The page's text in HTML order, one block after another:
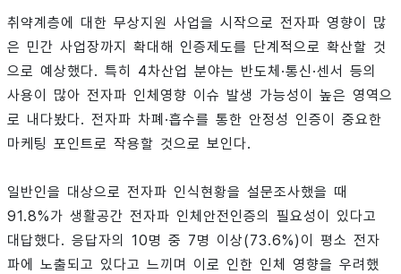
취약계층에 대한 무상지원 사업을 시작으로 전자파 영향이 많
은 민간 사업장까지 확대해 인증제도를 단계적으로 확산할 것
으로 예상했다. 특히 4차산업 분야는 반도체·통신·센서 등의
사용이 많아 전자파 인체영향 이슈 발생 가능성이 높은 영역으
로 내다봤다. 전자파 차폐·흡수를 통한 안정성 인증이 중요한
마케팅 포인트로 작용할 것으로 보인다.
일반인을 대상으로 전자파 인식현황을 설문조사했을 때
91.8%가 생활공간 전자파 인체안전인증의 필요성이 있다고
대답했다. 응답자의 10명 중 7명 이상(73.6%)이 평소 전자
파에 노출되고 있다고 느끼며 이로 인한 인체 영향을 우려했